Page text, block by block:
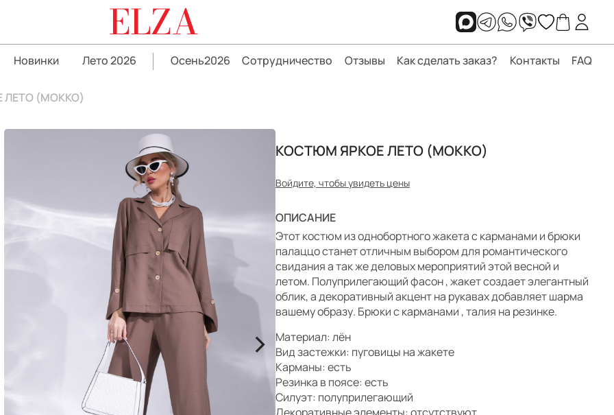
ELZA
Новинки Лето 2026 Осень2026 Сотрудничество Отзывы Как сделать заказ? Контакты FAQ
ЛЕТО (МОККО)
>
КОСТЮМ ЯРКОЕ ЛЕТО (МОККО)
Войдите, чтобы увидеть цены
ОПИСАНИЕ
Этот костюм из однобортного жакета с карманами и брюки
палаццо станет отличным выбором для романтического
свидания а так же деловых мероприятий этой весной и
летом. Полуприлегающий фасон , жакет создает элегантный
облик, а декоративный акцент на рукавах добавляет шарма
вашему образу. Брюки с карманами , талия на резинке.
Материал: лён
Вид застежки: пуговицы на жакете
Карманы: есть
Резинка в поясе: есть
Силуэт: полуприлегающий